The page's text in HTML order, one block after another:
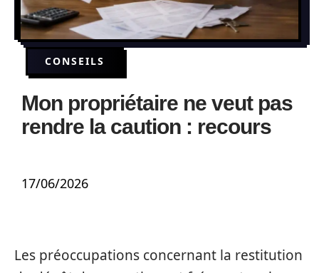
CONSEILS
Mon propriétaire ne veut pas
rendre la caution : recours
17/06/2026
Les préoccupations concernant la restitution